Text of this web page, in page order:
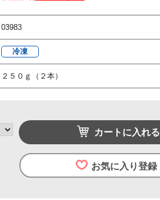
03983
冷凍
２５０ｇ（２本）
カートに入れる
お気に入り登録